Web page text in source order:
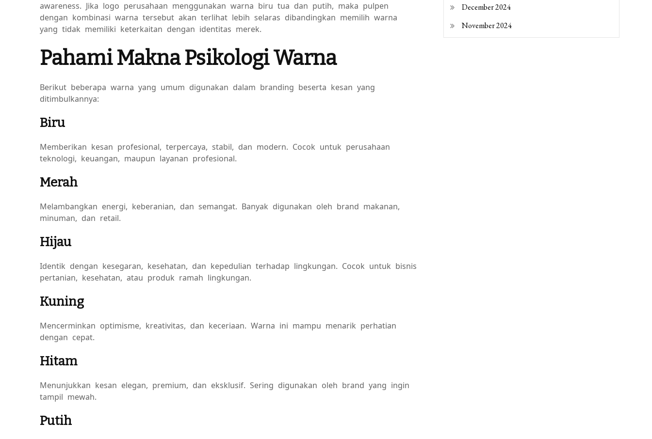
awareness. Jika logo perusahaan menggunakan warna biru tua dan putih, maka pulpen
dengan kombinasi warna tersebut akan terlihat lebih selaras dibandingkan memilih warna
yang tidak memiliki keterkaitan dengan identitas merek.
Pahami Makna Psikologi Warna
Berikut beberapa warna yang umum digunakan dalam branding beserta kesan yang
ditimbulkannya:
Biru
Memberikan kesan profesional, terpercaya, stabil, dan modern. Cocok untuk perusahaan
teknologi, keuangan, maupun layanan profesional.
Merah
Melambangkan energi, keberanian, dan semangat. Banyak digunakan oleh brand makanan,
minuman, dan retail.
Hijau
Identik dengan kesegaran, kesehatan, dan kepedulian terhadap lingkungan. Cocok untuk bisnis
pertanian, kesehatan, atau produk ramah lingkungan.
Kuning
Mencerminkan optimisme, kreativitas, dan keceriaan. Warna ini mampu menarik perhatian
dengan cepat.
Hitam
Menunjukkan kesan elegan, premium, dan eksklusif. Sering digunakan oleh brand yang ingin
tampil mewah.
Putih
December 2024
November 2024